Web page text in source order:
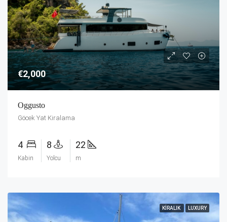
€2,000
Oggusto
Göcek Yat Kiralama
4
Kabin
8
Yolcu
22
m
KIRALIK LUXURY